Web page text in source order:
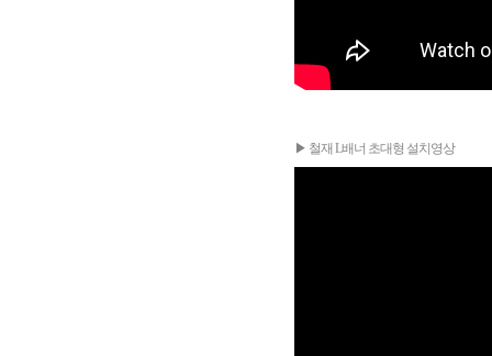
▶ 철재 L배너 초대형 설치영상